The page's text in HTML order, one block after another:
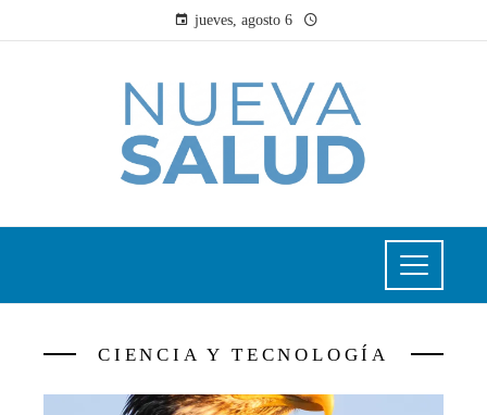
jueves, agosto 6
CIENCIA Y TECNOLOGÍA